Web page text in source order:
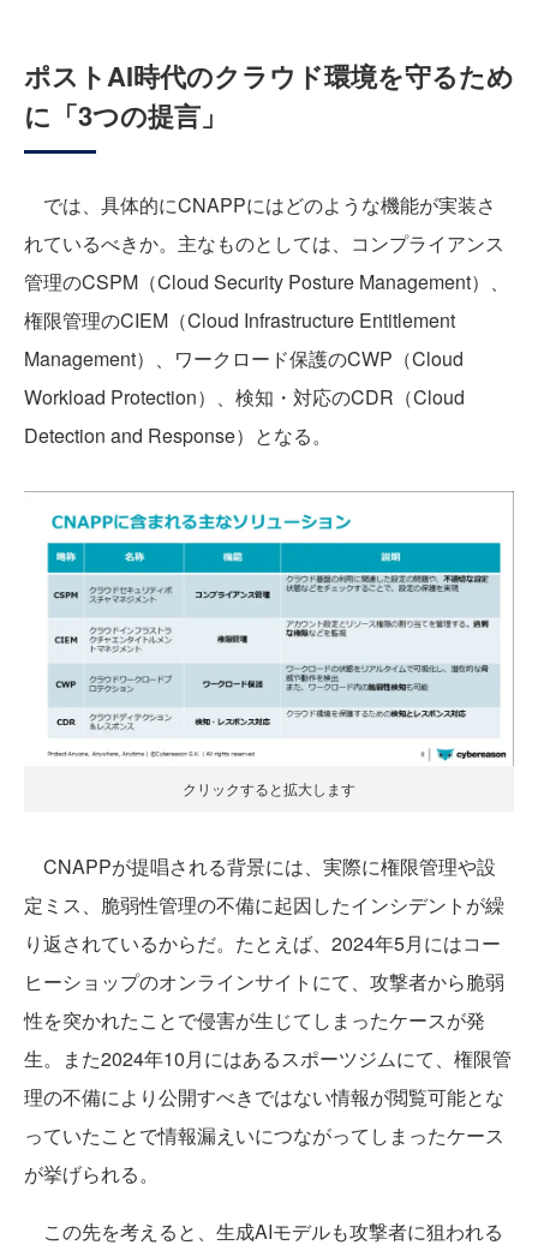
ポストAI時代のクラウド環境を守るため
に「3つの提言」
では、具体的にCNAPPにはどのような機能が実装さ
れているべきか。主なものとしては、コンプライアンス
管理のCSPM（Cloud Security Posture Management）、
権限管理のCIEM（Cloud Infrastructure Entitlement
Management）、ワークロード保護のCWP（Cloud
Workload Protection）、検知・対応のCDR（Cloud
Detection and Response）となる。
クリックすると拡大します
CNAPPが提唱される背景には、実際に権限管理や設
定ミス、脆弱性管理の不備に起因したインシデントが繰
り返されているからだ。たとえば、2024年5月にはコー
ヒーショップのオンラインサイトにて、攻撃者から脆弱
性を突かれたことで侵害が生じてしまったケースが発
生。また2024年10月にはあるスポーツジムにて、権限管
理の不備により公開すべきではない情報が閲覧可能とな
っていたことで情報漏えいにつながってしまったケース
が挙げられる。
この先を考えると、生成AIモデルも攻撃者に狙われる